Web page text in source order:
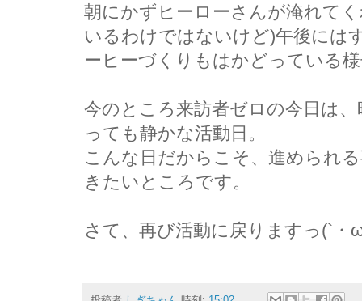
朝にかずヒーローさんが淹れて
いるわけではないけど)午後には
ーヒーづくりもはかどっている
今のところ来訪者ゼロの今日は
っても静かな活動日。
こんな日だからこそ、進められ
きたいところです。
さて、再び活動に戻りますっ(`・